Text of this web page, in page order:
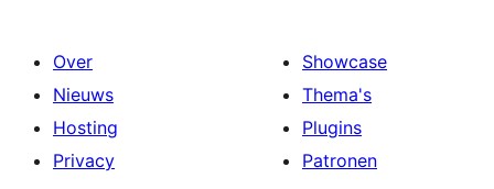
Over
Nieuws
Hosting
Privacy
Showcase
Thema's
Plugins
Patronen